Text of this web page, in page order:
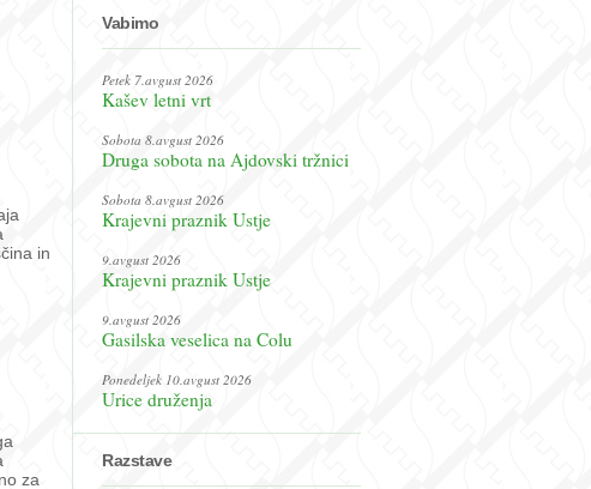
in
za
Vabimo
Petek 7.avgust 2026
Kašev letni vrt
Sobota 8.avgust 2026
Druga sobota na Ajdovski tržnici
Sobota 8.avgust 2026
Krajevni praznik Ustje
9.avgust 2026
Krajevni praznik Ustje
9.avgust 2026
Gasilska veselica na Colu
Ponedeljek 10.avgust 2026
Urice druženja
Razstave